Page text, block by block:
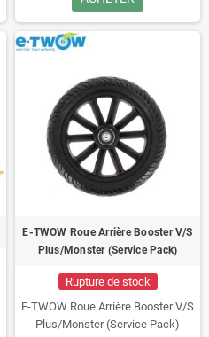
E-TWOW Roue Arrière Booster V/S
Plus/Monster (Service Pack)
Rupture de stock
E-TWOW Roue Arrière Booster V/S
Plus/Monster (Service Pack)